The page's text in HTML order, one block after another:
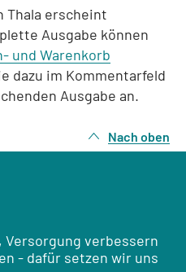
Thala erscheint
Ausgabe können
und Warenkorb
dazu im Kommentarfeld
Ausgabe an.
Nach oben
Versorgung verbessern
- dafür setzen wir uns